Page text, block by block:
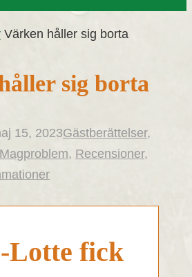
Värken håller sig borta
sig borta
15, 2023Gästberättelser,
Magproblem, Recensioner,
Lotte fick